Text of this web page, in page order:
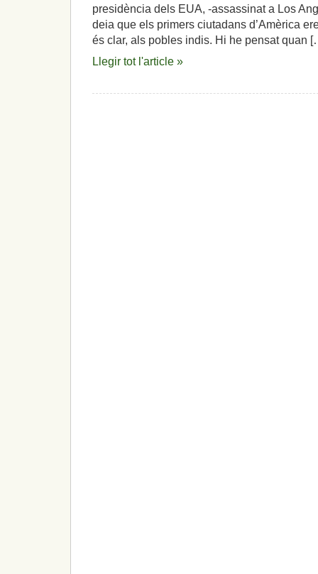
presidència dels EUA, -assassinat a Los
deia que els primers ciutadans d’Amèrica
és clar, als pobles indis. Hi he pensat quan
Llegir tot l'article »